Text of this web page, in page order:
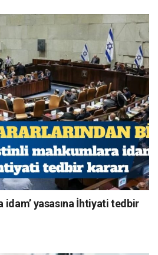
yasasına İhtiyati tedbir